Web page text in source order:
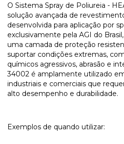
O Sistema Spray de Poliureia -
solução avançada de
desenvolvida para aplicação por
exclusivamente pela AGI do
uma camada de proteção
suportar condições extremas,
químicos agressivos, abrasão e
34002 é amplamente utilizado
industriais e comerciais que
alto desempenho e durabilidade.
Exemplos de quando utilizar: